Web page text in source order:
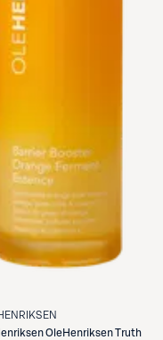
OleHenriksen Truth